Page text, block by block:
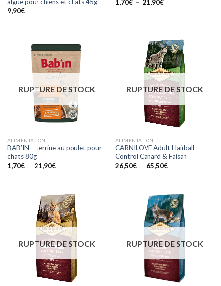
algue pour chiens et chats 45g
9,90€
1,70€ – 21,90€Plage
RUPTURE DE STOCK
ALIMENTATION
BAB’IN – terrine au poulet pour
chats 80g
1,70€ – 21,90€Plage
21,90€
RUPTURE DE STOCK
ALIMENTATION
CARNILOVE Adult Hairball
Control Canard & Faisan
26,50€ – 65,50€Plage
65,50€
RUPTURE DE STOCK RUPTURE DE STOCK